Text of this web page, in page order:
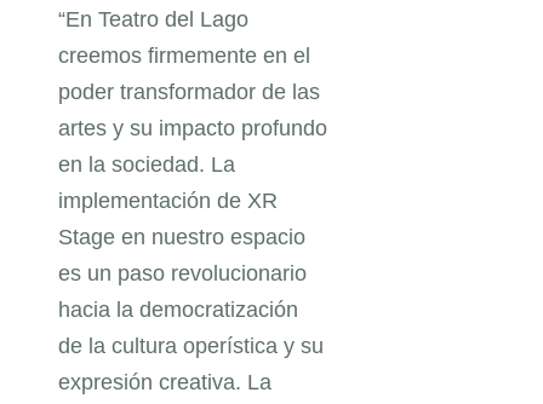
“En Teatro del Lago
creemos firmemente en el
poder transformador de las
artes y su impacto profundo
en la sociedad. La
implementación de XR
Stage en nuestro espacio
es un paso revolucionario
hacia la democratización
de la cultura operística y su
expresión creativa. La